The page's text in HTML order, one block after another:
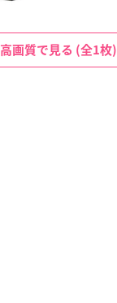
高画質で見る (全1枚)